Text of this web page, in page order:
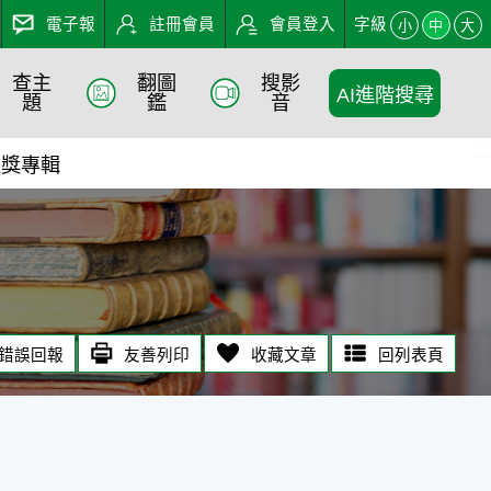
電子報 註冊會員 會員登入 字級 小 中 大
查主
題
翻圖
鑑
搜影
音
AI進階搜尋
專輯
誤回報 友善列印 收藏文章 回列表頁